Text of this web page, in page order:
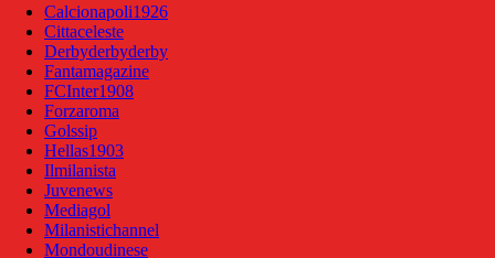
Calcionapoli1926
Cittaceleste
Derbyderbyderby
Fantamagazine
FCInter1908
Forzaroma
Golssip
Hellas1903
Ilmilanista
Juvenews
Mediagol
Milanistichannel
Mondoudinese